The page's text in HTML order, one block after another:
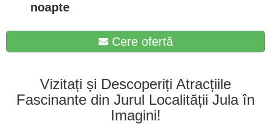
noapte
Cere ofertă
Vizitați și Descoperiți Atracțiile
Fascinante din Jurul Localității Jula în
Imagini!